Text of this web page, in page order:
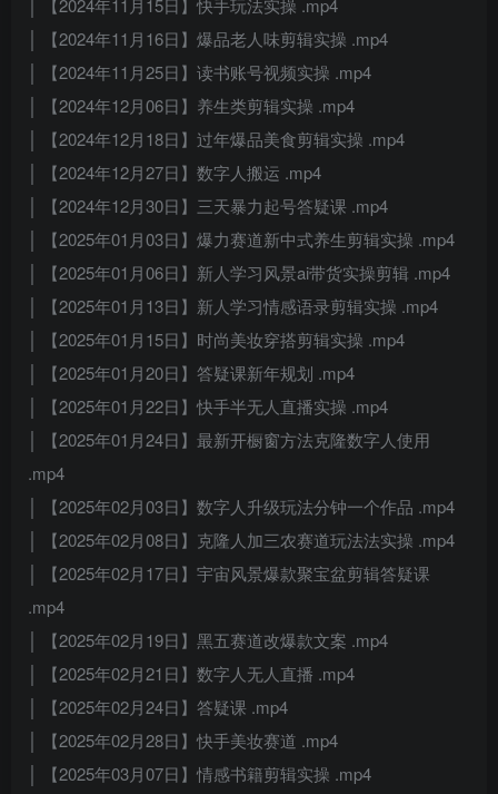
│ 【2024年11月15日】快手玩法实操 .mp4
│ 【2024年11月16日】爆品老人味剪辑实操 .mp4
│ 【2024年11月25日】读书账号视频实操 .mp4
│ 【2024年12月06日】养生类剪辑实操 .mp4
│ 【2024年12月18日】过年爆品美食剪辑实操 .mp4
│ 【2024年12月27日】数字人搬运 .mp4
│ 【2024年12月30日】三天暴力起号答疑课 .mp4
│ 【2025年01月03日】爆力赛道新中式养生剪辑实操 .mp4
│ 【2025年01月06日】新人学习风景ai带货实操剪辑 .mp4
│ 【2025年01月13日】新人学习情感语录剪辑实操 .mp4
│ 【2025年01月15日】时尚美妆穿搭剪辑实操 .mp4
│ 【2025年01月20日】答疑课新年规划 .mp4
│ 【2025年01月22日】快手半无人直播实操 .mp4
│ 【2025年01月24日】最新开橱窗方法克隆数字人使用
.mp4
│ 【2025年02月03日】数字人升级玩法分钟一个作品 .mp4
│ 【2025年02月08日】克隆人加三农赛道玩法法实操 .mp4
│ 【2025年02月17日】宇宙风景爆款聚宝盆剪辑答疑课
.mp4
│ 【2025年02月19日】黑五赛道改爆款文案 .mp4
│ 【2025年02月21日】数字人无人直播 .mp4
│ 【2025年02月24日】答疑课 .mp4
│ 【2025年02月28日】快手美妆赛道 .mp4
│ 【2025年03月07日】情感书籍剪辑实操 .mp4